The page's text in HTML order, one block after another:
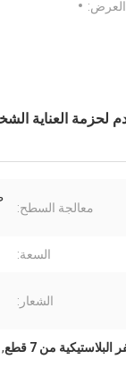
العرض:
معالجة السطح:
السعة:
الشعار:
من 7 قطع ,